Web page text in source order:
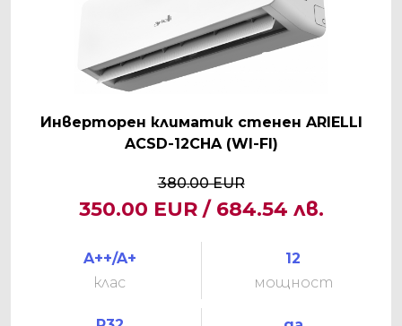
Инверторен климатик стенен ARIELLI
ACSD-12CHA (WI-FI)
380.00 EUR
350.00 EUR / 684.54 лв.
A++/A+
клас
12
мощност